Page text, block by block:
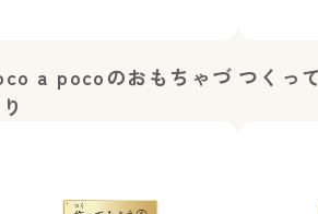
a pocoのおもちゃづ つくっ